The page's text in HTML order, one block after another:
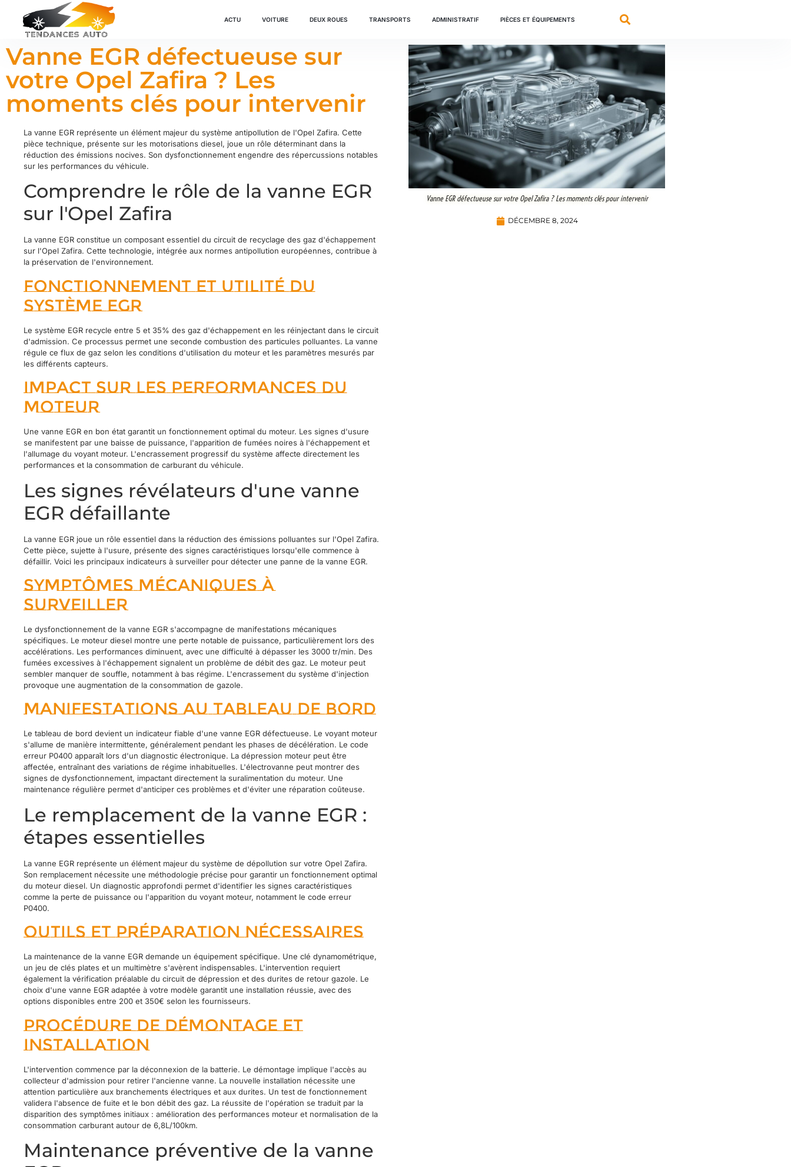
ACTU VOITURE DEUX ROUES TRANSPORTS ADMINISTRATIF PIÈCES ET ÉQUIPEMENTS
Vanne EGR défectueuse sur
votre Opel Zafira ? Les
moments clés pour intervenir
La vanne EGR représente un élément majeur du système antipollution de l'Opel Zafira. Cette
pièce technique, présente sur les motorisations diesel, joue un rôle déterminant dans la
réduction des émissions nocives. Son dysfonctionnement engendre des répercussions notables
sur les performances du véhicule.
Comprendre le rôle de la vanne EGR
sur l'Opel Zafira
La vanne EGR constitue un composant essentiel du circuit de recyclage des gaz d'échappement
sur l'Opel Zafira. Cette technologie, intégrée aux normes antipollution européennes, contribue à
la préservation de l'environnement.
Fonctionnement et utilité du
système EGR
Le système EGR recycle entre 5 et 35% des gaz d'échappement en les réinjectant dans le circuit
d'admission. Ce processus permet une seconde combustion des particules polluantes. La vanne
régule ce flux de gaz selon les conditions d'utilisation du moteur et les paramètres mesurés par
les différents capteurs.
Impact sur les performances du
moteur
Une vanne EGR en bon état garantit un fonctionnement optimal du moteur. Les signes d'usure
se manifestent par une baisse de puissance, l'apparition de fumées noires à l'échappement et
l'allumage du voyant moteur. L'encrassement progressif du système affecte directement les
performances et la consommation de carburant du véhicule.
Les signes révélateurs d'une vanne
EGR défaillante
La vanne EGR joue un rôle essentiel dans la réduction des émissions polluantes sur l'Opel Zafira.
Cette pièce, sujette à l'usure, présente des signes caractéristiques lorsqu'elle commence à
défaillir. Voici les principaux indicateurs à surveiller pour détecter une panne de la vanne EGR.
Symptômes mécaniques à
surveiller
Le dysfonctionnement de la vanne EGR s'accompagne de manifestations mécaniques
spécifiques. Le moteur diesel montre une perte notable de puissance, particulièrement lors des
accélérations. Les performances diminuent, avec une difficulté à dépasser les 3000 tr/min. Des
fumées excessives à l'échappement signalent un problème de débit des gaz. Le moteur peut
sembler manquer de souffle, notamment à bas régime. L'encrassement du système d'injection
provoque une augmentation de la consommation de gazole.
Manifestations au tableau de bord
Le tableau de bord devient un indicateur fiable d'une vanne EGR défectueuse. Le voyant moteur
s'allume de manière intermittente, généralement pendant les phases de décélération. Le code
erreur P0400 apparaît lors d'un diagnostic électronique. La dépression moteur peut être
affectée, entraînant des variations de régime inhabituelles. L'électrovanne peut montrer des
signes de dysfonctionnement, impactant directement la suralimentation du moteur. Une
maintenance régulière permet d'anticiper ces problèmes et d'éviter une réparation coûteuse.
Le remplacement de la vanne EGR :
étapes essentielles
La vanne EGR représente un élément majeur du système de dépollution sur votre Opel Zafira.
Son remplacement nécessite une méthodologie précise pour garantir un fonctionnement optimal
du moteur diesel. Un diagnostic approfondi permet d'identifier les signes caractéristiques
comme la perte de puissance ou l'apparition du voyant moteur, notamment le code erreur
P0400.
Outils et préparation nécessaires
La maintenance de la vanne EGR demande un équipement spécifique. Une clé dynamométrique,
un jeu de clés plates et un multimètre s'avèrent indispensables. L'intervention requiert
également la vérification préalable du circuit de dépression et des durites de retour gazole. Le
choix d'une vanne EGR adaptée à votre modèle garantit une installation réussie, avec des
options disponibles entre 200 et 350€ selon les fournisseurs.
Procédure de démontage et
installation
L'intervention commence par la déconnexion de la batterie. Le démontage implique l'accès au
collecteur d'admission pour retirer l'ancienne vanne. La nouvelle installation nécessite une
attention particulière aux branchements électriques et aux durites. Un test de fonctionnement
validera l'absence de fuite et le bon débit des gaz. La réussite de l'opération se traduit par la
disparition des symptômes initiaux : amélioration des performances moteur et normalisation de la
consommation carburant autour de 6,8L/100km.
Maintenance préventive de la vanne
Vanne EGR défectueuse sur votre Opel Zafira ? Les moments clés pour intervenir
DÉCEMBRE 8, 2024